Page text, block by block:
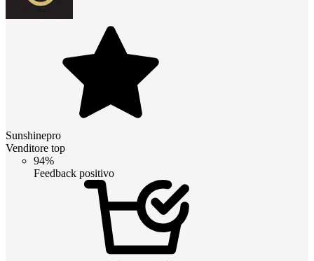
Sunshinepro
Venditore top
94%
Feedback positivo